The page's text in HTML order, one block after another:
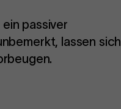
passiver
lassen sich